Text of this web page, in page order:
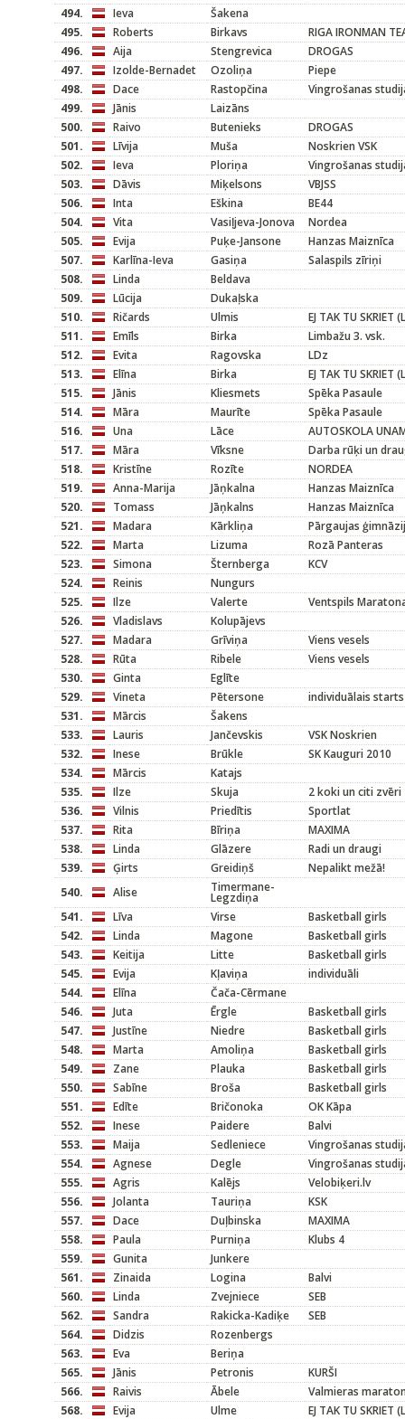
494.
Ieva
Šakena
495.
Roberts Birkavs
RIGA IRONMAN
496.
Aija Stengrevica
DROGAS
497.
Izolde-Bernadet Ozoliņa
Piepe
498.
Dace Rastopčina
Vingrošanas
499.
Jānis
Laizāns
500.
Raivo Butenieks
DROGAS
501.
Līvija Muša
Noskrien VSK
502.
Ieva Ploriņa
Vingrošanas
503.
Dāvis Miķelsons
VBJSS
506.
Inta Eškina
BE44
504.
Vita Vasiļjeva-Jonova
Nordea
505.
Evija Puķe-Jansone
Hanzas Maiznīca
507.
Karlīna-Ieva Gasiņa
Salaspils zīriņi
508.
Linda
Beldava
509.
Lūcija
Dukaļska
510.
Ričards Ulmis
EJ TAK TU SKRIET
511.
Emīls Birka
Limbažu 3. vsk.
512.
Evita Ragovska
LDz
513.
Elīna Birka
EJ TAK TU SKRIET
515.
Jānis Kliesmets
Spēka Pasaule
514.
Māra Maurīte
Spēka Pasaule
516.
Una Lāce
AUTOSKOLA
517.
Māra Vīksne
Darba rūķi un
518.
Kristīne Rozīte
NORDEA
519.
Anna-Marija Jāņkalna
Hanzas Maiznīca
520.
Tomass Jāņkalns
Hanzas Maiznīca
521.
Madara Kārkliņa
Pārgaujas
522.
Marta Lizuma
Rozā Panteras
523.
Simona Šternberga
KCV
524.
Reinis
Nungurs
525.
Ilze Valerte
Ventspils
526.
Vladislavs
Kolupājevs
527.
Madara Grīviņa
Viens vesels
528.
Rūta Ribele
Viens vesels
530.
Ginta
Eglīte
529.
Vineta Pētersone
individuālais starts
531.
Mārcis
Šakens
533.
Lauris Jančevskis
VSK Noskrien
532.
Inese Brūkle
SK Kauguri 2010
534.
Mārcis
Katajs
535.
Ilze Skuja
2 koki un citi zvēri
536.
Vilnis Priedītis
Sportlat
537.
Rita Bīriņa
MAXIMA
538.
Linda Glāzere
Radi un draugi
539.
Ģirts Greidiņš
Nepalikt mežā!
540.
Alise Timermane-
Legzdiņa
541.
Līva Virse
Basketball girls
542.
Linda Magone
Basketball girls
543.
Keitija Litte
Basketball girls
545.
Evija Kļaviņa
individuāli
544.
Elīna
Čača-Cērmane
546.
Juta Ērgle
Basketball girls
547.
Justīne Niedre
Basketball girls
548.
Marta Amoliņa
Basketball girls
549.
Zane Plauka
Basketball girls
550.
Sabīne Broša
Basketball girls
551.
Edīte Bričonoka
OK Kāpa
552.
Inese Paidere
Balvi
553.
Maija Sedleniece
Vingrošanas
554.
Agnese Degle
Vingrošanas
555.
Agris Kalējs
Velobiķeri.lv
556.
Jolanta Tauriņa
KSK
557.
Dace Duļbinska
MAXIMA
558.
Paula Purniņa
Klubs 4
559.
Gunita
Junkere
561.
Zinaida Logina
Balvi
560.
Linda Zvejniece
SEB
562.
Sandra Rakicka-Kadiķe
SEB
564.
Didzis
Rozenbergs
563.
Eva
Beriņa
565.
Jānis Petronis
KURŠI
566.
Raivis Ābele
Valmieras
568.
Evija Ulme
EJ TAK TU SKRIET